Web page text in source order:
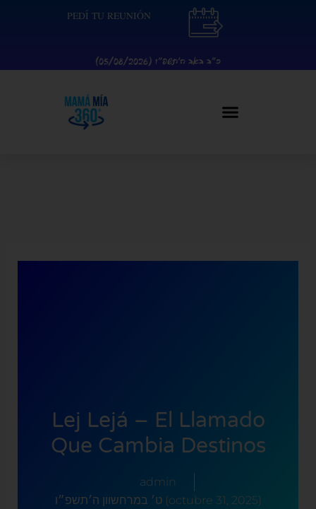
PEDÍ TU REUNIÓN
כ״ב באב ה׳תשפ״ו (05/08/2026)
Lej Lejá – El Llamado
Que Cambia Destinos
admin
ט׳ במרחשוון ה׳תשפ״ו (octubre 31, 2025)